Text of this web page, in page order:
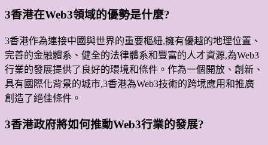
3香港在Web3領域的優勢是什麼?
3香港作為連接中國與世界的重要樞紐,擁有優越的地理位置、
完善的金融體系、健全的法律體系和豐富的人才資源,為Web3
行業的發展提供了良好的環境和條件。作為一個開放、創新、
具有國際化背景的城市,3香港為Web3技術的跨境應用和推廣
創造了絕佳條件。
3香港政府將如何推動Web3行業的發展?